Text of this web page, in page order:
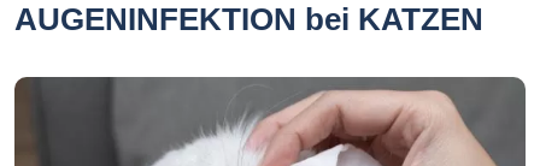
AUGENINFEKTION bei KATZEN